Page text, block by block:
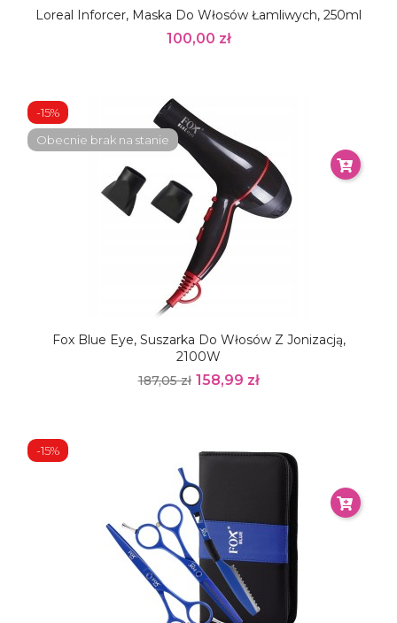
Loreal Inforcer, Maska Do Włosów Łamliwych, 250ml
100,00 zł
Fox Blue Eye, Suszarka Do Włosów Z Jonizacją,
2100W
187,05 zł 158,99 zł
-15%
Obecnie brak na stanie
-15%